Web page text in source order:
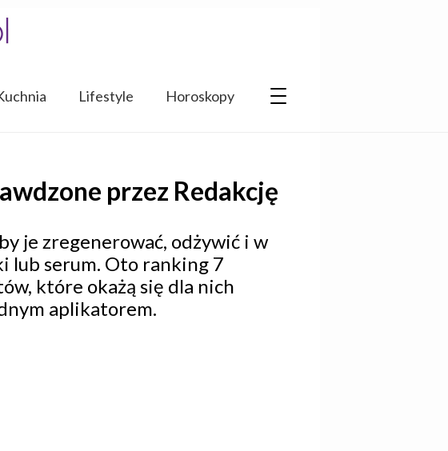
Lifestyle Horoskopy
przez Redakcję
je zregenerować, odżywić i w
lub serum. Oto ranking 7
które okażą się dla nich
aplikatorem.